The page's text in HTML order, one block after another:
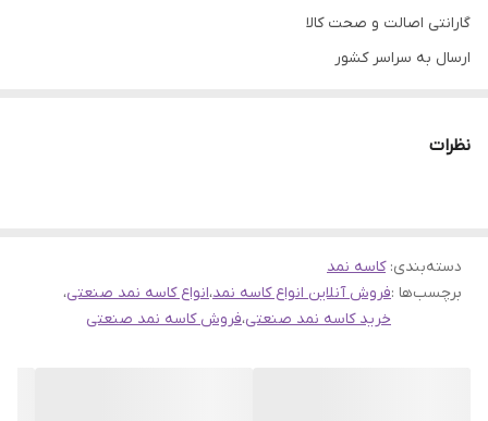
گارانتی اصالت و صحت کالا
ارسال به سراسر کشور
نظرات
دسته‌بندی:کاسه نمد
برچسب‌ها :فروش آنلاین انواع کاسه نمد،انواع کاسه نمد صنعتی،
خرید کاسه نمد صنعتی،فروش کاسه نمد صنعتی